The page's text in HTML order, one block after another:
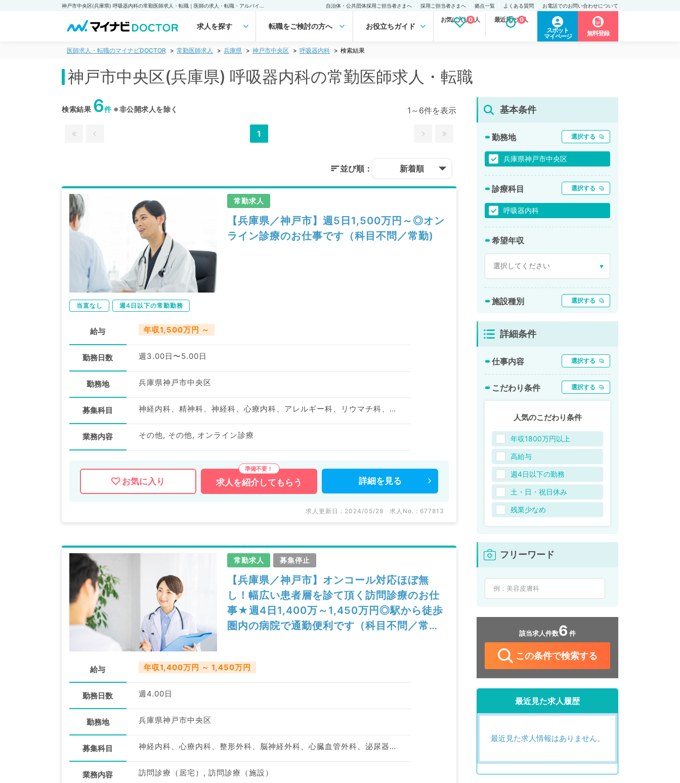
自治体・公共団体採用ご担当者さまへ 採用ご担当者さまへ 拠点一覧 よくある質問 お電話でのお問い合わせについて
求人を探す 転職をご検討の方へ お役立ちガイド
お気に入り求人
0 最近見た求人
0
スポット
マイページ
無料登録
医師求人・転職のマイナビDOCTOR 常勤医師求人 兵庫県 神戸市中央区 呼吸器内科 検索結果
神戸市中央区(兵庫県) 呼吸器内科の常勤医師求人・転職
検索結果 6件※非公開求人を除く 1～6件を表示
1
並び順： 新着順
常勤求人
【兵庫県／神戸市】週5日1,500万円～◎オン
ライン診療のお仕事です（科目不問／常勤)
当直なし 週4日以下の常勤勤務
給与 年収1,500万円 ～
勤務日数 週3.00日〜5.00日
勤務地 兵庫県神戸市中央区
募集科目 神経内科、精神科、神経科、心療内科、アレルギー科、リウマチ科、小児科、整形外科、形成外科、美容外科、脳神経外科、呼吸器外科、心臓血管外科、小児外科、皮膚科、泌尿器科、産婦人科、産科、婦人科、眼科、耳鼻咽喉科、気管食道科、放射線科、リハビリテーション科、麻酔科、ペインクリニック、人工透析科、緩和ケア科、一般内科、循環器内科、呼吸器内科、消化器内科、内分泌・代謝内科、腎臓内科、老年内科、血液内科、外科系全般、一般外科、消化器外科、乳腺外科、総合診療科、美容皮膚科、健診・人間ドック、救急科・ＩＣＵ、病理科、基礎医学系、膠原病科、スポーツ整形外科、大腸・肛門外科、産業医、脊髄・脊椎外科
業務内容 その他, その他, オンライン診療
お気に入り 求人を紹介してもらう 詳細を 見る
求人更新日 : 2024/05/28 求人No. : 677813
常勤求人 募集停止
【兵庫県／神戸市】オンコール対応ほぼ無
し！幅広い患者層を診て頂く訪問診療のお仕
事★週4日1,400万～1,450万円◎駅から徒歩
圏内の病院で通勤便利です（科目不問／常
給与 年収1,400万円 ～ 1,450万円
勤務日数 週4.00日
勤務地 兵庫県神戸市中央区
募集科目 神経内科、心療内科、整形外科、脳神経外科、心臓血管外科、泌尿器科、リハビリテーション科、一般内科、循環器内科、呼吸器内科、消化器内科、内分泌・代謝内科、腎臓内科、老年内科、血液内科、外科系全般、一般外科、消化器外科、膠原病科
業務内容 訪問診療（居宅）, 訪問診療（施設）
基本条件
勤務地 選択する
兵庫県神戸市中央区
診療科目 選択する
呼吸器内科
希望年収
施設種別 選択する
詳細条件
仕事内容 選択する
こだわり条件 選択する
人気のこだわり条件
年収1800万円以上
高給与
週4日以下の勤務
土・日・祝日休み
残業少なめ
フリーワード
該当求人件数6 件
この条件で検索する
最近見た求人履歴
最近見た求人情報はありません。